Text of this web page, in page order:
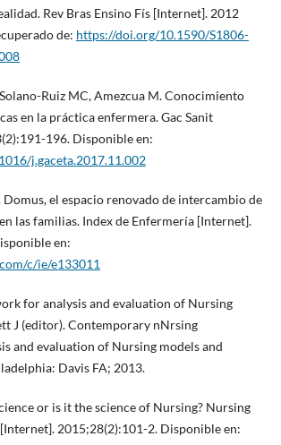
Rev Bras Ensino Fís [Internet]. 2012
de: https://doi.org/10.1590/S1806-
Ruiz MC, Amezcua M. Conocimiento
en la práctica enfermera. Gac Sanit
196. Disponible en:
j.gaceta.2017.11.002
el espacio renovado de intercambio de
las familias. Index de Enfermería [Internet].
en:
c/ie/e133011
for analysis and evaluation of Nursing
J (editor). Contemporary nNrsing
and evaluation of Nursing models and
Davis FA; 2013.
or is it the science of Nursing? Nursing
2015;28(2):101-2. Disponible en: